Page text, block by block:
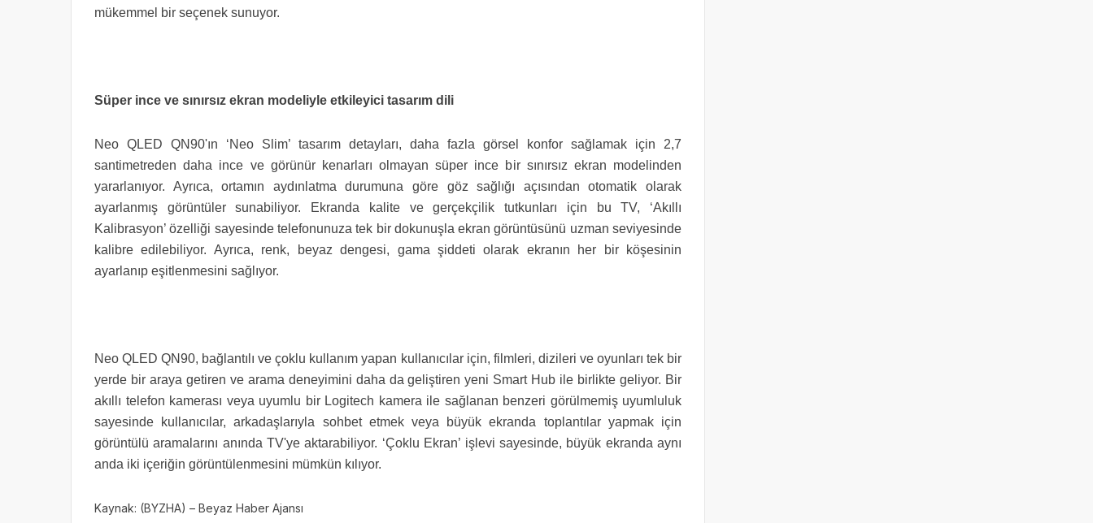
mükemmel bir seçenek sunuyor.
Süper ince ve sınırsız ekran modeliyle etkileyici tasarım dili
Neo QLED QN90'ın ‘Neo Slim’ tasarım detayları, daha fazla görsel konfor sağlamak için 2,7
santimetreden daha ince ve görünür kenarları olmayan süper ince bir sınırsız ekran modelinden
yararlanıyor. Ayrıca, ortamın aydınlatma durumuna göre göz sağlığı açısından otomatik olarak
ayarlanmış görüntüler sunabiliyor. Ekranda kalite ve gerçekçilik tutkunları için bu TV, ‘Akıllı
Kalibrasyon’ özelliği sayesinde telefonunuza tek bir dokunuşla ekran görüntüsünü uzman seviyesinde
kalibre edilebiliyor. Ayrıca, renk, beyaz dengesi, gama şiddeti olarak ekranın her bir köşesinin
ayarlanıp eşitlenmesini sağlıyor.
Neo QLED QN90, bağlantılı ve çoklu kullanım yapan kullanıcılar için, filmleri, dizileri ve oyunları tek bir
yerde bir araya getiren ve arama deneyimini daha da geliştiren yeni Smart Hub ile birlikte geliyor. Bir
akıllı telefon kamerası veya uyumlu bir Logitech kamera ile sağlanan benzeri görülmemiş uyumluluk
sayesinde kullanıcılar, arkadaşlarıyla sohbet etmek veya büyük ekranda toplantılar yapmak için
görüntülü aramalarını anında TV'ye aktarabiliyor. ‘Çoklu Ekran’ işlevi sayesinde, büyük ekranda aynı
anda iki içeriğin görüntülenmesini mümkün kılıyor.
Kaynak: (BYZHA) – Beyaz Haber Ajansı